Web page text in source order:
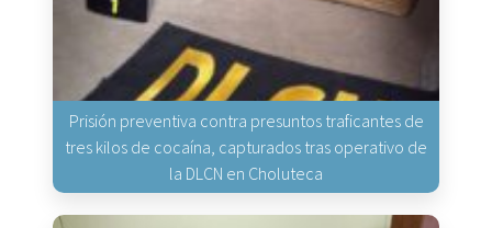
Prisión preventiva contra presuntos traficantes de
tres kilos de cocaína, capturados tras operativo de
la DLCN en Choluteca